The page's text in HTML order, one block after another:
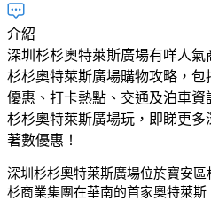
介紹
深圳杉杉奧特萊斯廣場有咩人氣
杉杉奧特萊斯廣場購物攻略，
優惠、打卡熱點、交通及泊車資
杉杉奧特萊斯廣場玩，即睇更
著數優惠！
深圳杉杉奧特萊斯廣場位於寶安
杉商業集團在華南的首家奧特萊